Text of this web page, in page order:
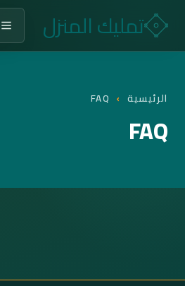
تمليك المنزل
الرئيسية ›
FAQ